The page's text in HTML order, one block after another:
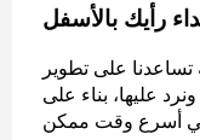
رأيك بالأسفل
تساعدنا على تطوير
عليها، بناء على